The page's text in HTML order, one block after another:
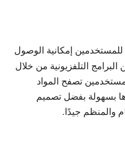
للمستخدمين إمكانية الوصول
التلفزيونية من خلال
تصفح المواد
بسهولة بفضل تصميم
والمنظم جيدًا.